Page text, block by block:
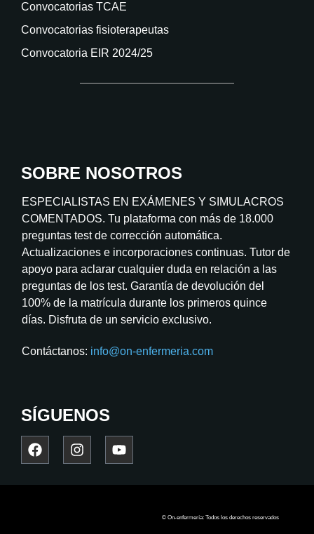
Convocatorias TCAE
Convocatorias fisioterapeutas
Convocatoria EIR 2024/25
SOBRE NOSOTROS
ESPECIALISTAS EN EXÁMENES Y SIMULACROS
COMENTADOS. Tu plataforma con más de 18.000
preguntas test de corrección automática.
Actualizaciones e incorporaciones continuas. Tutor de
apoyo para aclarar cualquier duda en relación a las
preguntas de los test. Garantía de devolución del
100% de la matrícula durante los primeros quince
días. Disfruta de un servicio exclusivo.
Contáctanos: info@on-enfermeria.com
SÍGUENOS
© On-enfermería: Todos los derechos reservados